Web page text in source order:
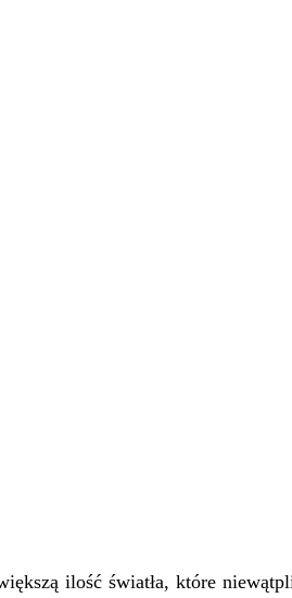
ilość światła, które